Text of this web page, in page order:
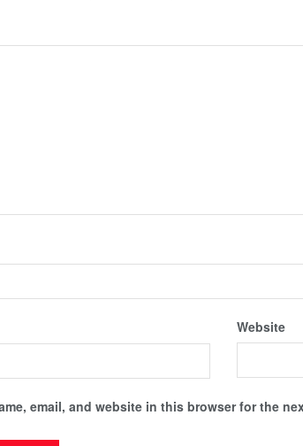
Website
email, and website in this browser for the